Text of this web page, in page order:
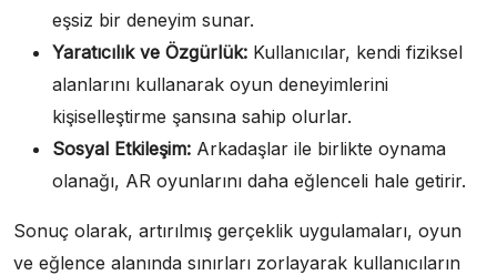
eşsiz bir deneyim sunar.
Yaratıcılık ve Özgürlük: Kullanıcılar, kendi fiziksel
alanlarını kullanarak oyun deneyimlerini
kişiselleştirme şansına sahip olurlar.
Sosyal Etkileşim: Arkadaşlar ile birlikte oynama
olanağı, AR oyunlarını daha eğlenceli hale getirir.
Sonuç olarak, artırılmış gerçeklik uygulamaları, oyun
ve eğlence alanında sınırları zorlayarak kullanıcıların